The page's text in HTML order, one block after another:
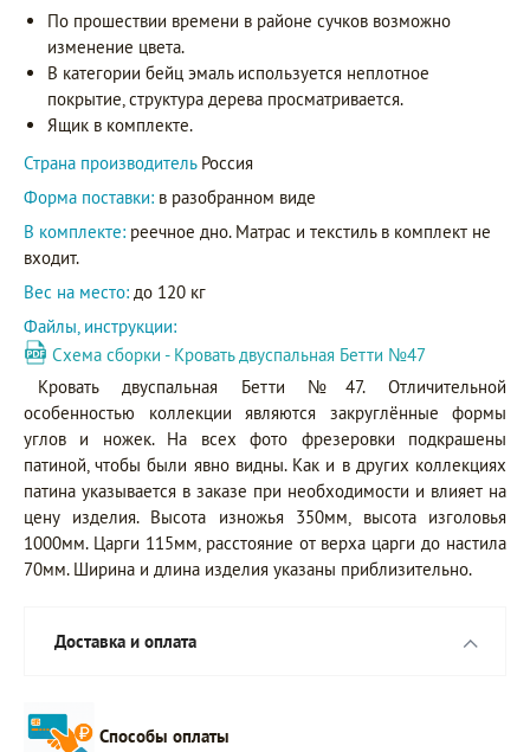
По прошествии времени в районе сучков возможно
изменение цвета.
В категории бейц эмаль используется неплотное
покрытие, структура дерева просматривается.
Ящик в комплекте.
Страна производитель Россия
Форма поставки: в разобранном виде
В комплекте: реечное дно. Матрас и текстиль в комплект не
входит.
Вес на место: до 120 кг
Файлы, инструкции:
Схема сборки - Кровать двуспальная Бетти №47
Кровать двуспальная Бетти №47. Отличительной
особенностью коллекции являются закруглённые формы
углов и ножек. На всех фото фрезеровки подкрашены
патиной, чтобы были явно видны. Как и в других коллекциях
патина указывается в заказе при необходимости и влияет на
цену изделия. Высота изножья 350мм, высота изголовья
1000мм. Царги 115мм, расстояние от верха царги до настила
70мм. Ширина и длина изделия указаны приблизительно.
Доставка и оплата
Способы оплаты